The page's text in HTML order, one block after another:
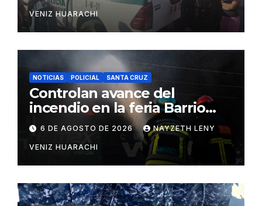
VENIZ HUARACHI
NOTICIAS POLICIAL SANTA CRUZ
Controlan avance del
incendio en la feria Barrio
Lindo
6 DE AGOSTO DE 2026 NAYZETH LENY
VENIZ HUARACHI